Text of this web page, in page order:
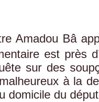
Amadou Bâ
est près
sur des
à la
domicile du